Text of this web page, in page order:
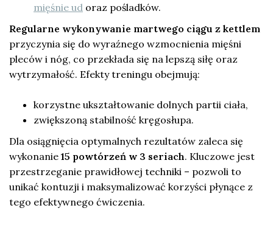
mięśnie ud oraz pośladków.
Regularne wykonywanie martwego ciągu z kettlem
przyczynia się do wyraźnego wzmocnienia mięśni
pleców i nóg, co przekłada się na lepszą siłę oraz
wytrzymałość. Efekty treningu obejmują:
korzystne ukształtowanie dolnych partii ciała,
zwiększoną stabilność kręgosłupa.
Dla osiągnięcia optymalnych rezultatów zaleca się
wykonanie15 powtórzeń w 3 seriach. Kluczowe jest
przestrzeganie prawidłowej techniki – pozwoli to
unikać kontuzji i maksymalizować korzyści płynące z
tego efektywnego ćwiczenia.